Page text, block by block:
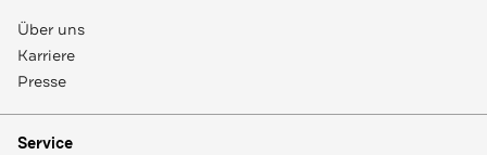
Über uns
Karriere
Presse
Service